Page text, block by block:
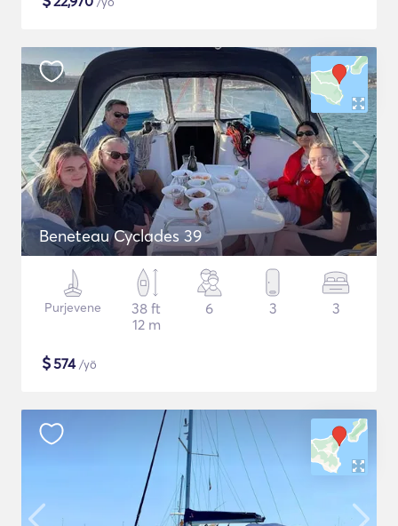
Beneteau Cyclades 39
Purjevene
38 ft
12 m
6 3 3
$574/yö